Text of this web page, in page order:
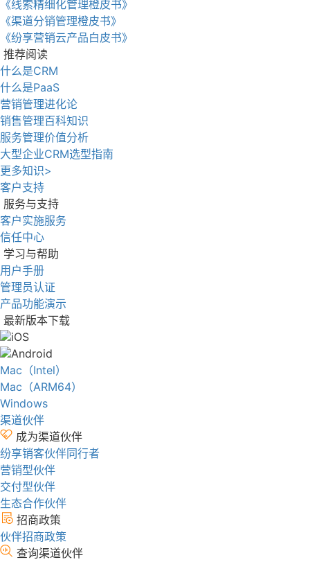
《线索精细化管理橙皮书》
《渠道分销管理橙皮书》
《纷享营销云产品白皮书》
推荐阅读
什么是CRM
什么是PaaS
营销管理进化论
销售管理百科知识
服务管理价值分析
大型企业CRM选型指南
更多知识>
客户支持
服务与支持
客户实施服务
信任中心
学习与帮助
用户手册
管理员认证
产品功能演示
最新版本下载
iOS
Android
Mac（Intel）
Mac（ARM64）
Windows
渠道伙伴
成为渠道伙伴
纷享销客伙伴同行者
营销型伙伴
交付型伙伴
生态合作伙伴
招商政策
伙伴招商政策
查询渠道伙伴